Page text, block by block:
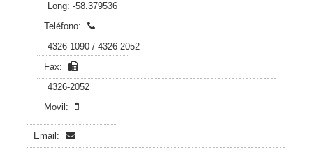
Long: -58.379536
Teléfono:
4326-1090 / 4326-2052
Fax:
4326-2052
Movil:
Email: